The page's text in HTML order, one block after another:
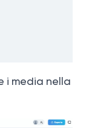
i media nella